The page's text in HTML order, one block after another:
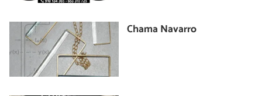
Chama Navarro